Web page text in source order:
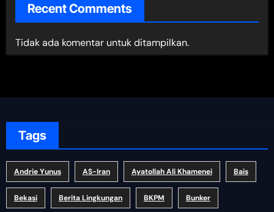
Recent Comments
Tidak ada komentar untuk ditampilkan.
Tags
Andrie Yunus AS-Iran Ayatollah Ali Khamenei Bais
Bekasi Berita Lingkungan BKPM Bunker